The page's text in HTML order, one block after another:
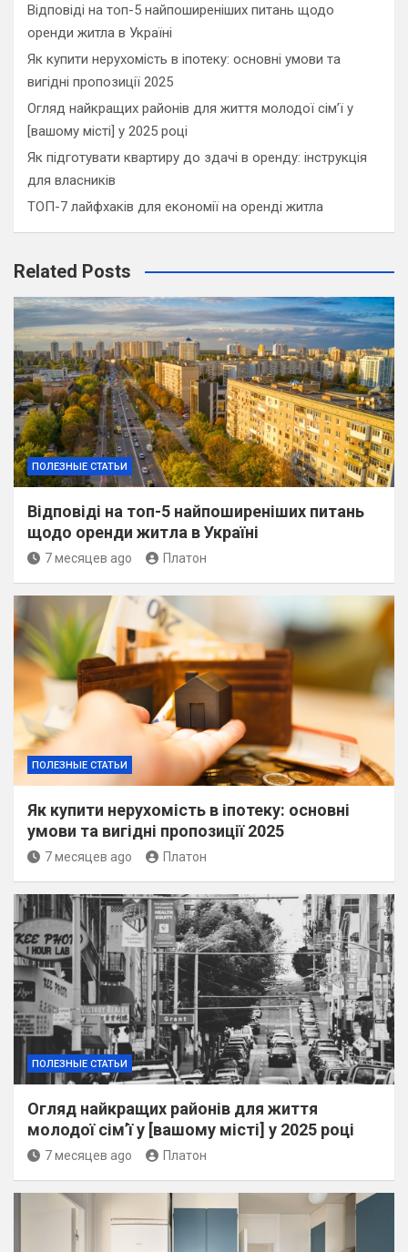
Відповіді на топ-5 найпоширеніших питань щодо
оренди житла в Україні
Як купити нерухомість в іпотеку: основні умови та
вигідні пропозиції 2025
Огляд найкращих районів для життя молодої сім’ї у
[вашому місті] у 2025 році
Як підготувати квартиру до здачі в оренду: інструкція
для власників
ТОП-7 лайфхаків для економії на оренді житла
Related Posts
ПОЛЕЗНЫЕ СТАТЬИ
Відповіді на топ-5 найпоширеніших питань
щодо оренди житла в Україні
7 месяцев ago Платон
ПОЛЕЗНЫЕ СТАТЬИ
Як купити нерухомість в іпотеку: основні
умови та вигідні пропозиції 2025
7 месяцев ago Платон
ПОЛЕЗНЫЕ СТАТЬИ
Огляд найкращих районів для життя
молодої сім’ї у [вашому місті] у 2025 році
7 месяцев ago Платон